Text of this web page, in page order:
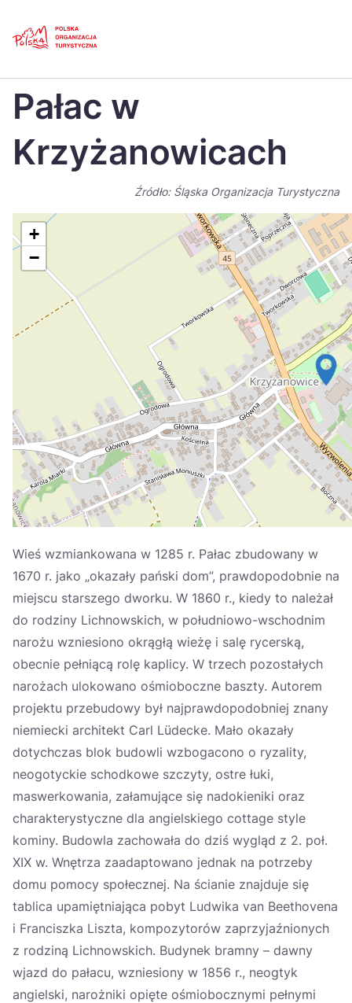
Polski
Dansk
Italiano
Nederlands 日本
Português
Suomi
Pałac w
Krzyżanowicach
Źródło: Śląska Organizacja Turystyczna
+
−
Wieś wzmiankowana w 1285 r. Pałac zbudowany w
1670 r. jako „okazały pański dom”, prawdopodobnie na
miejscu starszego dworku. W 1860 r., kiedy to należał
do rodziny Lichnowskich, w południowo-wschodnim
narożu wzniesiono okrągłą wieżę i salę rycerską,
obecnie pełniącą rolę kaplicy. W trzech pozostałych
narożach ulokowano ośmioboczne baszty. Autorem
projektu przebudowy był najprawdopodobniej znany
niemiecki architekt Carl Lüdecke. Mało okazały
dotychczas blok budowli wzbogacono o ryzality,
neogotyckie schodkowe szczyty, ostre łuki,
maswerkowania, załamujące się nadokieniki oraz
charakterystyczne dla angielskiego cottage style
kominy. Budowla zachowała do dziś wygląd z 2. poł.
XIX w. Wnętrza zaadaptowano jednak na potrzeby
domu pomocy społecznej. Na ścianie znajduje się
tablica upamiętniająca pobyt Ludwika van Beethovena
i Franciszka Liszta, kompozytorów zaprzyjaźnionych
z rodziną Lichnowskich. Budynek bramny – dawny
wjazd do pałacu, wzniesiony w 1856 r., neogtyk
angielski, narożniki opięte ośmiobocznymi pełnymi